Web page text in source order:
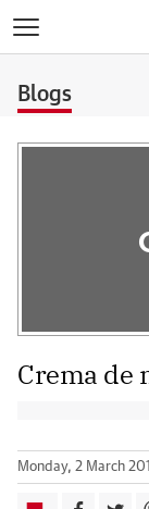
Blogs
Crema de
Monday, 2 March